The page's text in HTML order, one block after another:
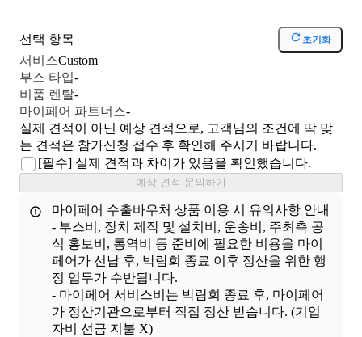
선택 항목 초기화
서비스Custom
부스 타입-
비품 렌탈-
마이페어 파트너스-
실제 견적이 아닌 예상 견적으로, 고객님의 조건에 딱 맞
는 견적은 참가신청 접수 후 확인해 주시기 바랍니다.
[필수] 실제 견적과 차이가 있음을 확인했습니다.
예상 견적 문의하기
마이페어 수출바우처 상품 이용 시 유의사항 안내
- 부스비, 장치 제작 및 설치비, 운송비, 주최측 공
식 홍보비, 통역비 등 준비에 필요한 비용을 마이
페어가 선납 후, 박람회 종료 이후 정산을 위한 행
정 업무가 수반됩니다.
- 마이페어 서비스비는 박람회 종료 후, 마이페어
가 정산기관으로부터 직접 정산 받습니다. (기업
자비 선금 지불 X)